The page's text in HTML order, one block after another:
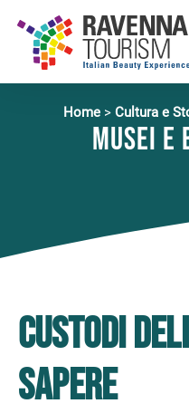
Home> Cultura e
Musei
Custodi
Sapere